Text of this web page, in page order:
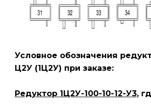
Условное обозначения
Ц2У (1Ц2У) при заказе:
Редуктор 1Ц2У-100-10-12-У3,